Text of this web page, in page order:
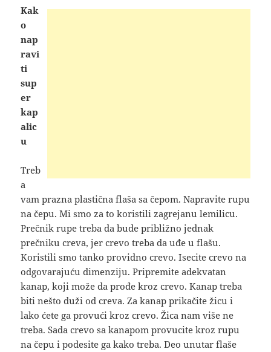
Kak
o
nap
ravi
ti
sup
er
kap
alic
u
Treb
a
vam prazna plastična flaša sa čepom. Napravite rupu
na čepu. Mi smo za to koristili zagrejanu lemilicu.
Prečnik rupe treba da bude približno jednak
prečniku creva, jer crevo treba da uđe u flašu.
Koristili smo tanko providno crevo. Isecite crevo na
odgovarajuću dimenziju. Pripremite adekvatan
kanap, koji može da prođe kroz crevo. Kanap treba
biti nešto duži od creva. Za kanap prikačite žicu i
lako ćete ga provući kroz crevo. Žica nam više ne
treba. Sada crevo sa kanapom provucite kroz rupu
na čepu i podesite ga kako treba. Deo unutar flaše